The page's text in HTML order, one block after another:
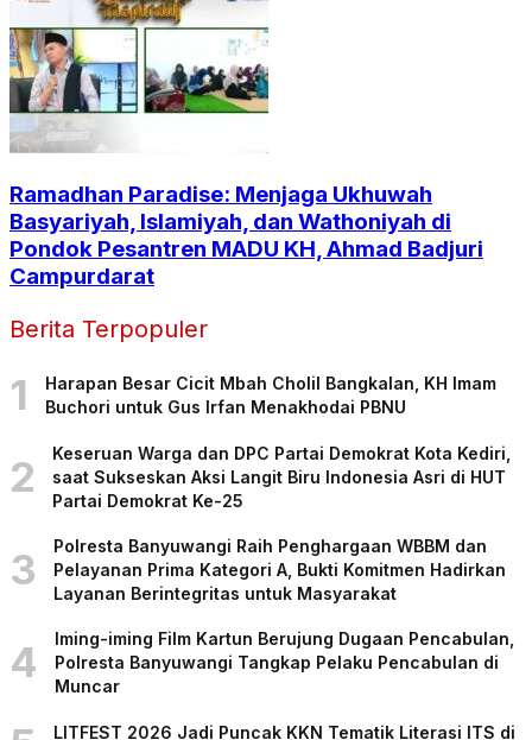
Ramadhan Paradise: Menjaga Ukhuwah
Basyariyah, Islamiyah, dan Wathoniyah di
Pondok Pesantren MADU KH, Ahmad Badjuri
Campurdarat
Berita Terpopuler
1
Harapan Besar Cicit Mbah Cholil Bangkalan, KH Imam
Buchori untuk Gus Irfan Menakhodai PBNU
2
Keseruan Warga dan DPC Partai Demokrat Kota Kediri,
saat Sukseskan Aksi Langit Biru Indonesia Asri di HUT
Partai Demokrat Ke-25
3
Polresta Banyuwangi Raih Penghargaan WBBM dan
Pelayanan Prima Kategori A, Bukti Komitmen Hadirkan
Layanan Berintegritas untuk Masyarakat
4
Iming-iming Film Kartun Berujung Dugaan Pencabulan,
Polresta Banyuwangi Tangkap Pelaku Pencabulan di
Muncar
LITFEST 2026 Jadi Puncak KKN Tematik Literasi ITS di